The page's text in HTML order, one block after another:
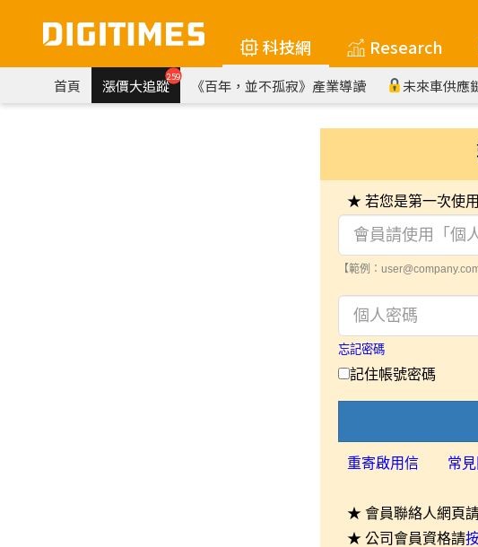
科技網 Research
首頁 漲價大追蹤259 《百年，並不孤寂》產業導讀 未來車供應
★ 若您是第一次使
【範例：user@company.com
忘記密碼
記住帳號密碼
重寄啟用信 常
★ 會員聯絡人網頁
★ 公司會員資格請